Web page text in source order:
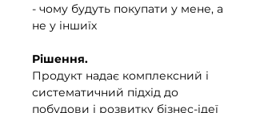
- чому будуть покупати у мене, а
не у іншиїх
Рішення.
Продукт надає комплексний і
систематичний підхід до
побудови і розвитку бізнес-ідеї